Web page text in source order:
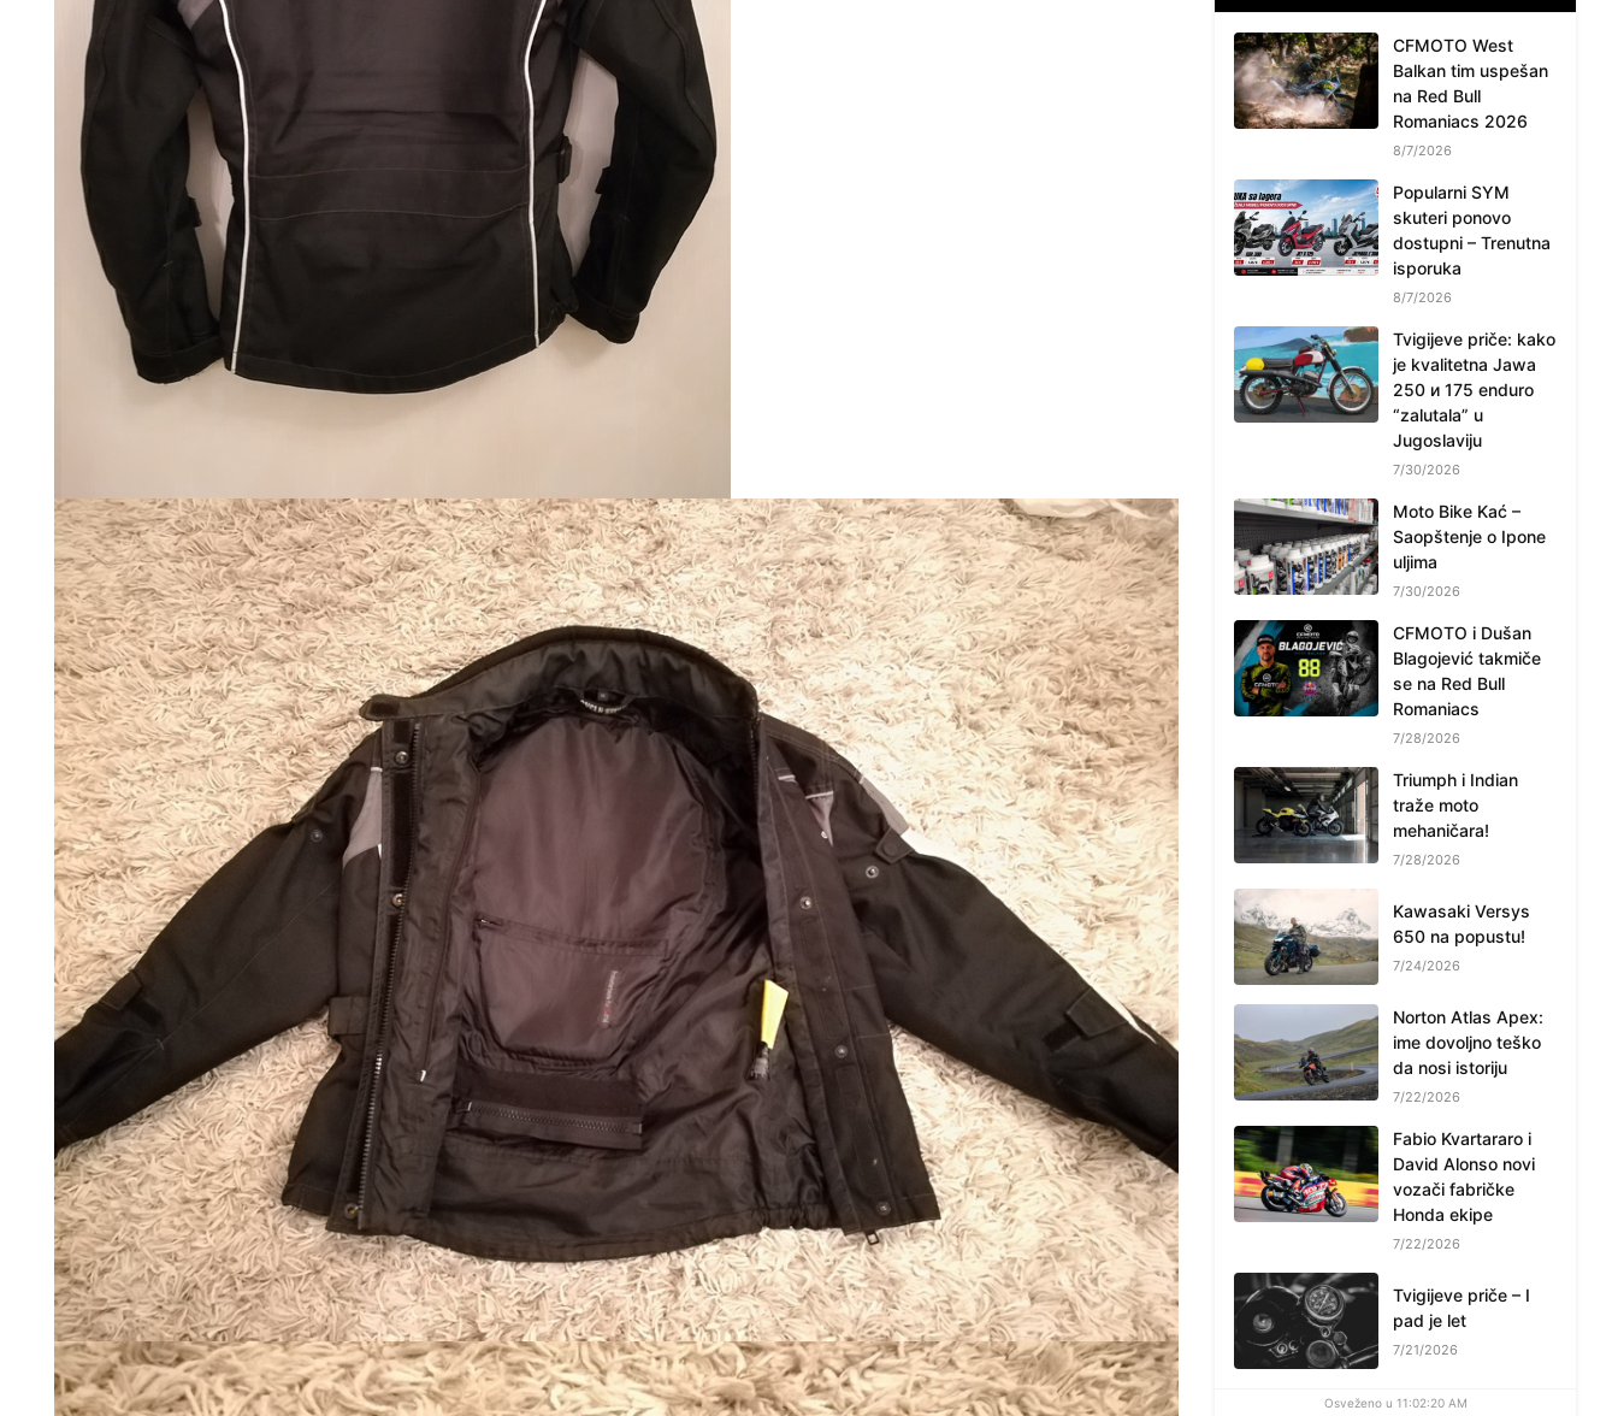
CFMOTO West
Balkan tim uspešan
na Red Bull
Romaniacs 2026
8/7/2026
Popularni SYM
skuteri ponovo
dostupni – Trenutna
isporuka
8/7/2026
Tvigijeve priče: kako
je kvalitetna Jawa
250 и 175 enduro
“zalutala” u
Jugoslaviju
7/30/2026
Moto Bike Kać –
Saopštenje o Ipone
uljima
7/30/2026
CFMOTO i Dušan
Blagojević takmiče
se na Red Bull
Romaniacs
7/28/2026
Triumph i Indian
traže moto
mehaničara!
7/28/2026
Kawasaki Versys
650 na popustu!
7/24/2026
Norton Atlas Apex:
ime dovoljno teško
da nosi istoriju
7/22/2026
Fabio Kvartararo i
David Alonso novi
vozači fabričke
Honda ekipe
7/22/2026
Tvigijeve priče – I
pad je let
7/21/2026
Osveženo u 11:02:20 AM